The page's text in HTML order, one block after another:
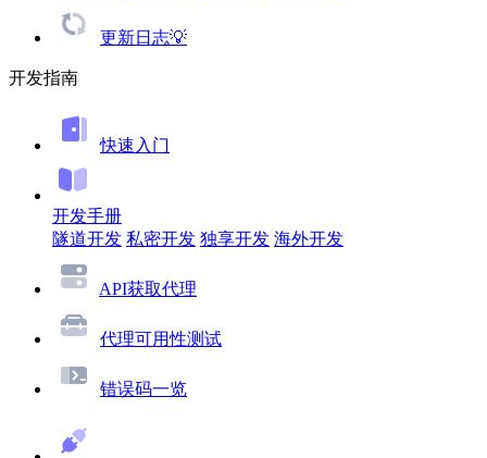
更新日志💡
开发指南
快速入门
开发手册
隧道开发 私密开发 独享开发 海外开发
API获取代理
代理可用性测试
错误码一览